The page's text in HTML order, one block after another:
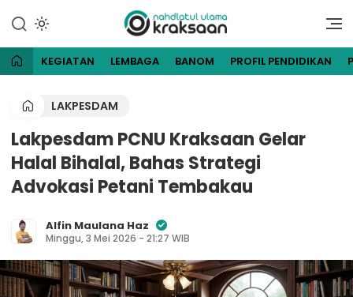
konten
NU Kraksaan
Website Resmi Pengurus
Kraksaan
KEGIATAN LEMBAGA BANOM PROFIL PENDIDIKAN
LAKPESDAM
Lakpesdam PCNU Kraksaan Gelar
Halal Bihalal, Bahas Strategi
Advokasi Petani Tembakau
Alfin Maulana Haz
Minggu, 3 Mei 2026 - 21:27 WIB